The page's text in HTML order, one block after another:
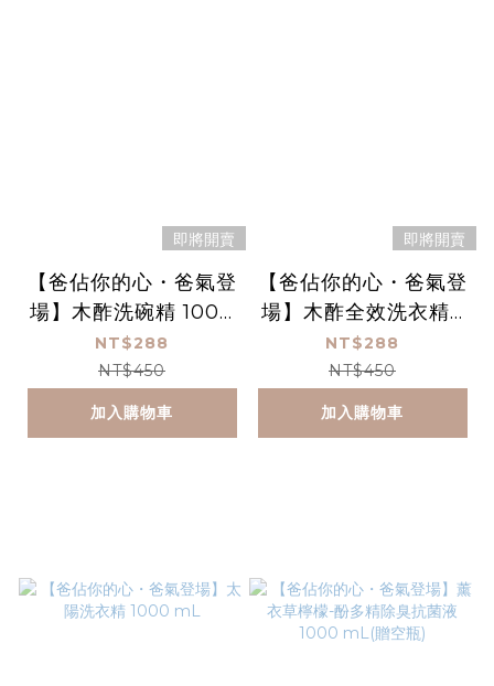
即將開賣
【爸佔你的心・爸氣登
場】木酢洗碗精 1000
mL
NT$288
NT$450
加入購物車
即將開賣
【爸佔你的心・爸氣登
場】木酢全效洗衣精 1
000 mL(含壓頭)
NT$288
NT$450
加入購物車